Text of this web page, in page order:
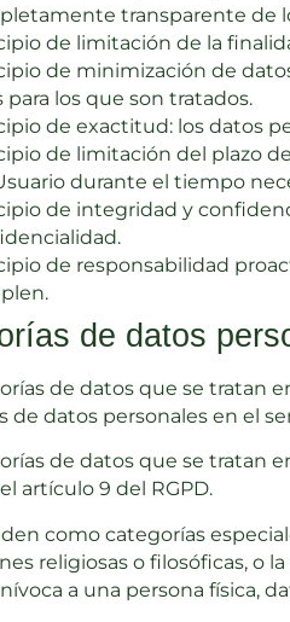
transparente de
de limitación de la
de minimización de
para los que son tratados.
de exactitud: los datos
de limitación del plazo
durante el tiempo
de integridad y
de responsabilidad
de datos
de datos que se tratan
de datos personales en el
de datos que se tratan
artículo 9 del RGPD.
como categorías
religiosas o filosóficas, o
a una persona física,